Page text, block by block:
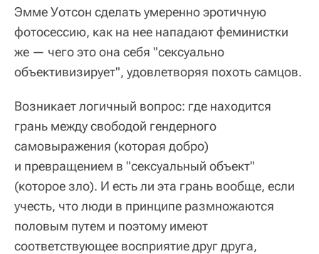
Эмме Уотсон сделать умеренно эротичную
фотосессию, как на нее нападают феминистки
же — чего это она себя "сексуально
объективизирует", удовлетворяя похоть самцов.
Возникает логичный вопрос: где находится
грань между свободой гендерного
самовыражения (которая добро)
и превращением в "сексуальный объект"
(которое зло). И есть ли эта грань вообще, если
учесть, что люди в принципе размножаются
половым путем и поэтому имеют
соответствующее восприятие друг друга,